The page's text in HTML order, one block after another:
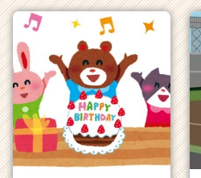
ス
ト
が
届
就
活
サ